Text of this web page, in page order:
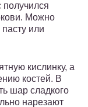
получился
Можно
или
кислинку, а
костей. В
шар сладкого
нарезают